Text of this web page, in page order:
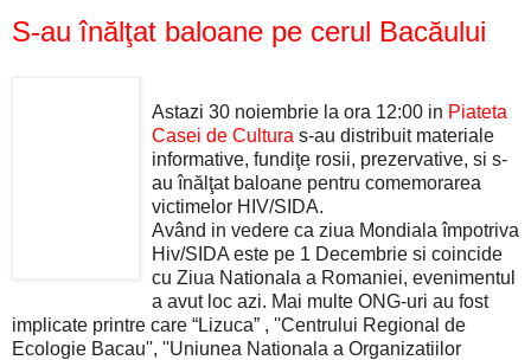
S-au înălţat baloane pe cerul Bacăului
Astazi 30 noiembrie la ora 12:00 in Piateta
Casei de Cultura s-au distribuit materiale
informative, fundiţe rosii, prezervative, si s-
au înălţat baloane pentru comemorarea
victimelor HIV/SIDA.
Având in vedere ca ziua Mondiala împotriva
Hiv/SIDA este pe 1 Decembrie si coincide
cu Ziua Nationala a Romaniei, evenimentul
a avut loc azi. Mai multe ONG-uri au fost
implicate printre care “Lizuca” , ''Centrului Regional de
Ecologie Bacau'', ''Uniunea Nationala a Organizatiilor